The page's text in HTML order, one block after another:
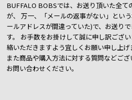
BUFFALO BOBSでは、お送り頂いた全て
が、 万一、「メールの返事がない」とい
ールアドレスが間違っていた)で、お送り
す。 お手数をお掛けして誠に申し訳ござ
絡いただきますよう宜しくお願い申し上げ
また商品や購入方法に対する質問などご
お問い合わせください。